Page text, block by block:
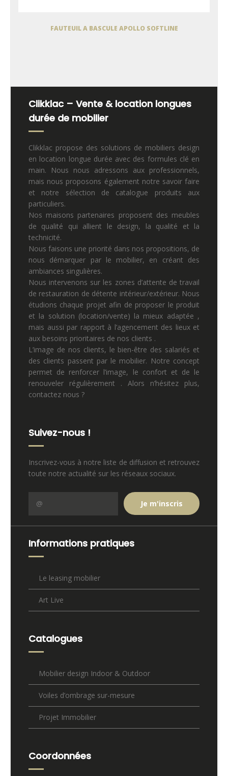
FAUTEUIL A BASCULE APOLLO SOFTLINE
Clikklac – Vente & location longues
durée de mobilier
Clikklac propose des solutions de mobiliers design
en location longue durée avec des formules clé en
main. Nous nous adressons aux professionnels,
mais nous proposons également notre savoir faire
et notre sélection de catalogue produits aux
particuliers.
Nos maisons partenaires proposent des meubles
de qualité qui allient le design, la qualité et la
technicité.
Nous faisons une priorité dans nos propositions, de
nous démarquer par le mobilier, en créant des
ambiances singulières.
Nous intervenons sur les zones d’attente de travail
de restauration de détente intérieur/extérieur. Nous
étudions chaque projet afin de proposer le produit
et la solution (location/vente) la mieux adaptée ,
mais aussi par rapport à l’agencement des lieux et
aux besoins prioritaires de nos clients .
L’image de nos clients, le bien-être des salariés et
des clients passent par le mobilier. Notre concept
permet de renforcer l’image, le confort et de le
renouveler régulièrement . Alors n’hésitez plus,
contactez nous ?
Suivez-nous !
Inscrivez-vous à notre liste de diffusion et retrouvez
toute notre actualité sur les réseaux sociaux.
Informations pratiques
Le leasing mobilier
Art Live
Catalogues
Mobilier design Indoor & Outdoor
Voiles d’ombrage sur-mesure
Projet Immobilier
Coordonnées